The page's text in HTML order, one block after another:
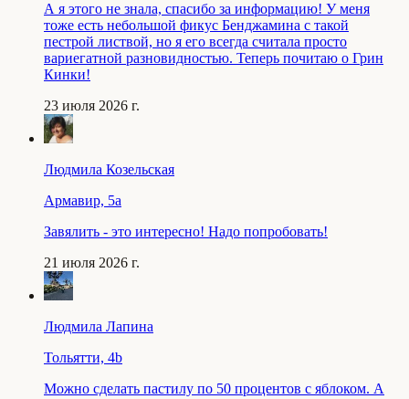
А я этого не знала, спасибо за информацию! У меня
тоже есть небольшой фикус Бенджамина с такой
пестрой листвой, но я его всегда считала просто
вариегатной разновидностью. Теперь почитаю о Грин
Кинки!
23 июля 2026 г.
Людмила Козельская
Армавир, 5a
Завялить - это интересно! Надо попробовать!
21 июля 2026 г.
Людмила Лапина
Тольятти, 4b
Можно сделать пастилу по 50 процентов с яблоком. А